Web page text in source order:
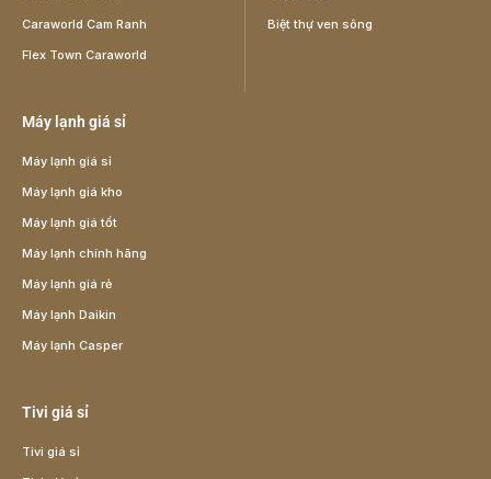
Caraworld Cam Ranh
Flex Town Caraworld
Biệt thự ven sông
Máy lạnh giá sỉ
Máy lạnh giá sỉ
Máy lạnh giá kho
Máy lạnh giá tốt
Máy lạnh chính hãng
Máy lạnh giá rẻ
Máy lạnh Daikin
Máy lạnh Casper
Tivi giá sỉ
Tivi giá sỉ